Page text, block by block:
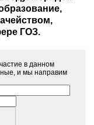
ГОЗ.
в данном
и мы направим